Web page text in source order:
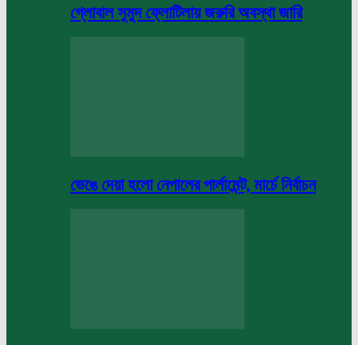
গ্লোবাল সুমুদ ফ্লোটিলায় জরুরি অবস্থা জারি
ভেঙে দেয়া হলো নেপালের পার্লামেন্ট, মার্চে নির্বাচন